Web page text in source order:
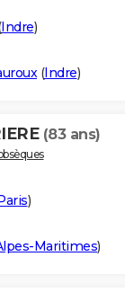
Indre)
(Indre)
(83 ans)
)
Maritimes)